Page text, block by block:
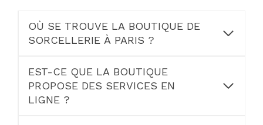
OÙ SE TROUVE LA BOUTIQUE DE
SORCELLERIE À PARIS ?
EST-CE QUE LA BOUTIQUE
PROPOSE DES SERVICES EN
LIGNE ?